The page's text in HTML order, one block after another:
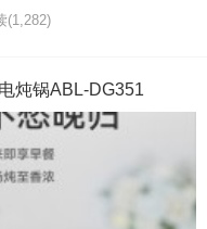
(1,282)
炖锅ABL-DG351